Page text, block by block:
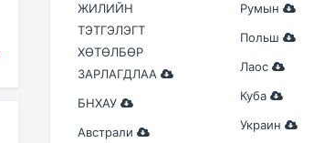
ЖИЛИЙН
ТЭТГЭЛЭГТ
ХӨТӨЛБӨР
ЗАРЛАГДЛАА
БНХАУ
Австрали
Румын
Польш
Лаос
Куба
Украин